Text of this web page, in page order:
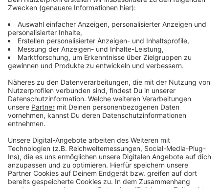
Und auf der A4 in Aachen-Vetschau ist am
Donnerstagnachmittag ein Fernreisebus angehalten
und kontrolliert worden. Im Kofferabteil haben die
Polizisten eine Tasche mit über 600 Gramm
Ecstasypillen, über 200 Gramm Kokain, über 130
Gramm Methamphetamin und über 250 Gramm
weiterer Drogen entdeckt. Den Verkehrswert schätzt
man auf über 15.000 Euro. Weil kein Fahrgast für die
Drogen zur Verantwortung gezogen werden konnte,
hat man die Identität der Reisenden festgehalten und
die weitere Sachbearbeitung vor Ort an Beamte des
Hauptzollamts Aachen übergeben. Die weiteren
Ermittlungen wurden von der Zollfahndung in Aachen
übernommen.
Anzeige